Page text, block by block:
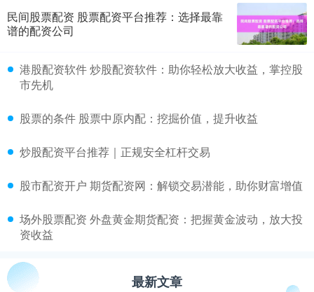
民间股票配资 股票配资平台推荐：选择最靠
谱的配资公司
​港股配资软件 炒股配资软件：助你轻松放大收益，掌控股
市先机
​股票的条件 股票中原内配：挖掘价值，提升收益
​炒股配资平台推荐｜正规安全杠杆交易
​股市配资开户 期货配资网：解锁交易潜能，助你财富增值
​场外股票配资 外盘黄金期货配资：把握黄金波动，放大投
资收益
最新文章